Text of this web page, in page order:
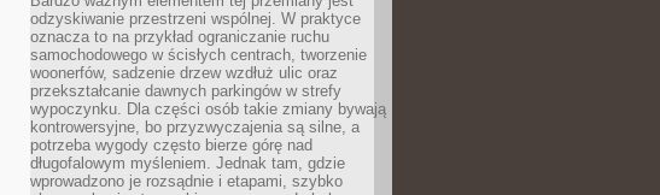
odzyskiwanie przestrzeni wspólnej. W praktyce
oznacza to na przykład ograniczanie ruchu
samochodowego w ścisłych centrach, tworzenie
woonerfów, sadzenie drzew wzdłuż ulic oraz
przekształcanie dawnych parkingów w strefy
wypoczynku. Dla części osób takie zmiany bywają
kontrowersyjne, bo przyzwyczajenia są silne, a
potrzeba wygody często bierze górę nad
długofalowym myśleniem. Jednak tam, gdzie
wprowadzono je rozsądnie i etapami, szybko